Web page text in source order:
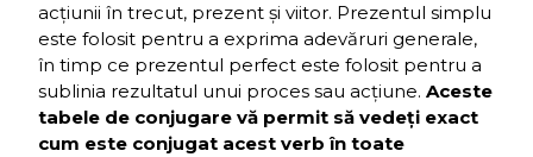
acțiunii în trecut, prezent și viitor. Prezentul simplu
este folosit pentru a exprima adevăruri generale,
în timp ce prezentul perfect este folosit pentru a
sublinia rezultatul unui proces sau acțiune. Aceste
tabele de conjugare vă permit să vedeți exact
cum este conjugat acest verb în toate